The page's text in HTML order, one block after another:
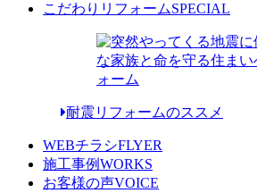
こだわりリフォームSPECIAL
耐震リフォームのススメ
WEBチラシFLYER
施工事例WORKS
お客様の声VOICE